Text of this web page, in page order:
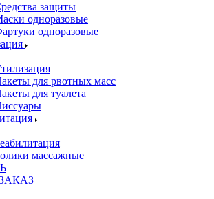
защиты
одноразовые
одноразовые
для рвотных масс
для туалета
массажные